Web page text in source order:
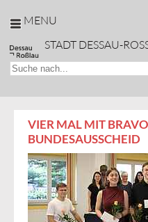
MENU
STADT DESSAU-
AKTUELLES
Startseite /Bildung &
Schulentwicklung/
Weill"/ Aktuelles
VIER MAL MIT
BUNDESAUSSCHEID